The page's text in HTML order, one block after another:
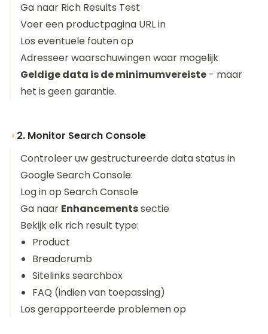
Ga naar Rich Results Test
Voer een productpagina URL in
Los eventuele fouten op
Adresseer waarschuwingen waar mogelijk
Geldige data is de minimumvereiste - maar
het is geen garantie.
2. Monitor Search Console
Controleer uw gestructureerde data status in
Google Search Console:
Log in op Search Console
Ga naar Enhancementssectie
Bekijk elk rich result type:
Product
Breadcrumb
Sitelinks searchbox
FAQ (indien van toepassing)
Los gerapporteerde problemen op